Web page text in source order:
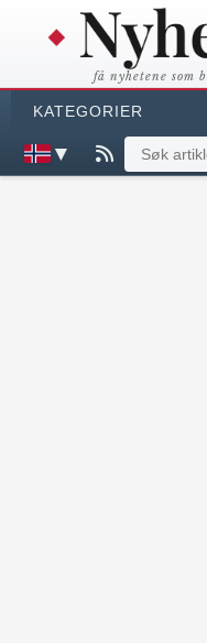
få nyhetene som
KATEGORIER
▼